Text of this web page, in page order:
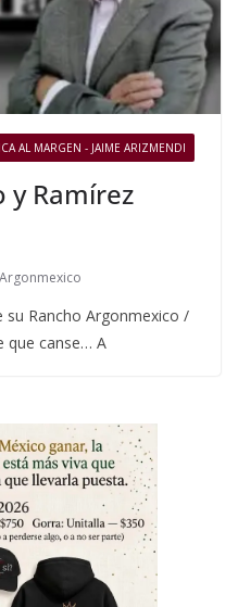
AL MARGEN - JAIME ARIZMENDI
y Ramírez
Rancho Argonmexico /
que canse… A